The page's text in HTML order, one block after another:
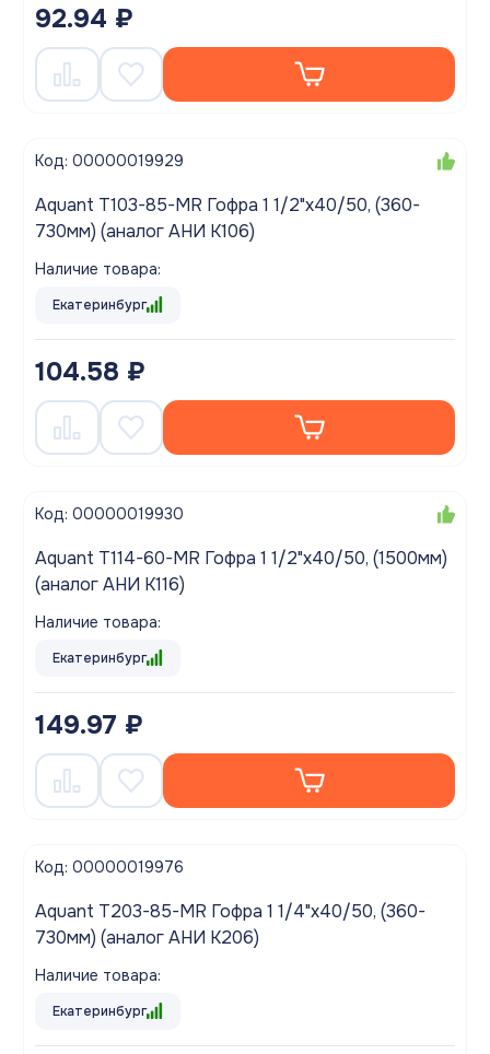
92.94 ₽
Код: 00000019929
Aquant T103-85-MR Гофра 1 1/2"х40/50, (360-
730мм) (аналог АНИ K106)
Наличие товара:
Екатеринбург
104.58 ₽
Код: 00000019930
Aquant T114-60-MR Гофра 1 1/2"х40/50, (1500мм)
(аналог АНИ K116)
Наличие товара:
Екатеринбург
149.97 ₽
Код: 00000019976
Aquant T203-85-MR Гофра 1 1/4"х40/50, (360-
730мм) (аналог АНИ K206)
Наличие товара:
Екатеринбург